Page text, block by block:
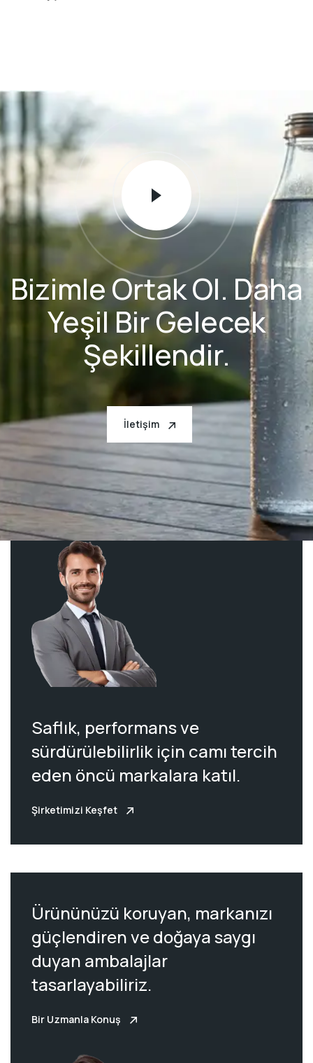
Bizimle Ortak Ol. Daha
Yeşil Bir Gelecek
Şekillendir.
İletişim
Saflık, performans ve
sürdürülebilirlik için camı tercih
eden öncü markalara katıl.
Şirketimizi Keşfet
Ürününüzü koruyan, markanızı
güçlendiren ve doğaya saygı
duyan ambalajlar
tasarlayabiliriz.
Bir Uzmanla Konuş